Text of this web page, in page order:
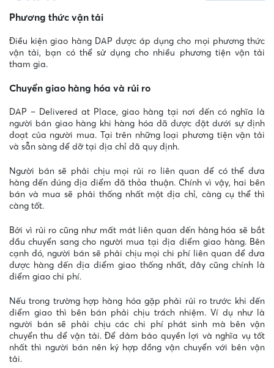
Phương thức vận tải
Điều kiện giao hàng DAP được áp dụng cho mọi phương thức
vận tải, bạn có thể sử dụng cho nhiều phương tiện vận tải
tham gia.
Chuyển giao hàng hóa và rủi ro
DAP – Delivered at Place, giao hàng tại nơi đến có nghĩa là
người bán giao hàng khi hàng hóa đã được đặt dưới sự định
đoạt của người mua. Tại trên những loại phương tiện vận tải
và sẵn sàng để dỡ tại địa chỉ đã quy định.
Người bán sẽ phải chịu mọi rủi ro liên quan để có thể đưa
hàng đến đúng địa điểm đã thỏa thuận. Chính vì vậy, hai bên
bán và mua sẽ phải thống nhất một địa chỉ, càng cụ thể thì
càng tốt.
Bởi vì rủi ro cũng như mất mát liên quan đến hàng hóa sẽ bắt
đầu chuyển sang cho người mua tại địa điểm giao hàng. Bên
cạnh đó, người bán sẽ phải chịu mọi chi phí liên quan để đưa
được hàng đến địa điểm giao thống nhất, đây cũng chính là
điểm giao chi phí.
Nếu trong trường hợp hàng hóa gặp phải rủi ro trước khi đến
điểm giao thì bên bán phải chịu trách nhiệm. Ví dụ như là
người bán sẽ phải chịu các chi phí phát sinh mà bên vận
chuyển thu để vận tải. Để đảm bảo quyền lợi và nghĩa vụ tốt
nhất thì người bán nên ký hợp đồng vận chuyển với bên vận
tải.